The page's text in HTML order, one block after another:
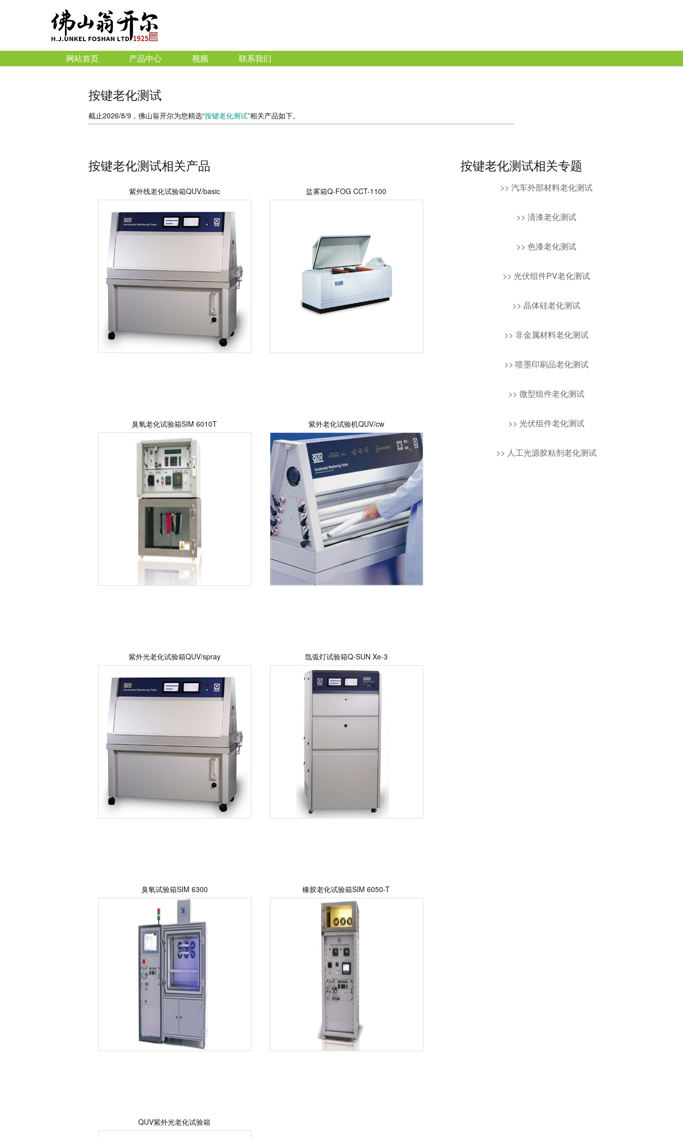
网站首页 产品中心 视频 联系我们
按键老化测试
截止2026/8/9，佛山翁开尔为您精选“按键老化测试”相关产品如下。
按键老化测试相关产品
紫外线老化试验箱QUV/basic 盐雾箱Q-FOG CCT-1100
臭氧老化试验箱SIM 6010T 紫外老化试验机QUV/cw
紫外光老化试验箱QUV/spray 氙弧灯试验箱Q-SUN Xe-3
臭氧试验箱SIM 6300 橡胶老化试验箱SIM 6050-T
QUV紫外光老化试验箱
按键老化测试相关专题
>> 汽车外部材料老化测试
>> 清漆老化测试
>> 色漆老化测试
>> 光伏组件PV老化测试
>> 晶体硅老化测试
>> 非金属材料老化测试
>> 喷墨印刷品老化测试
>> 微型组件老化测试
>> 光伏组件老化测试
>> 人工光源胶粘剂老化测试